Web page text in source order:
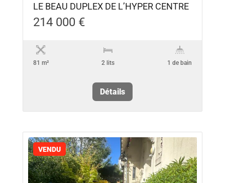
LE BEAU DUPLEX DE L’HYPER CENTRE
214 000 €
81 m² 2 lits 1 de bain
Détails
VENDU